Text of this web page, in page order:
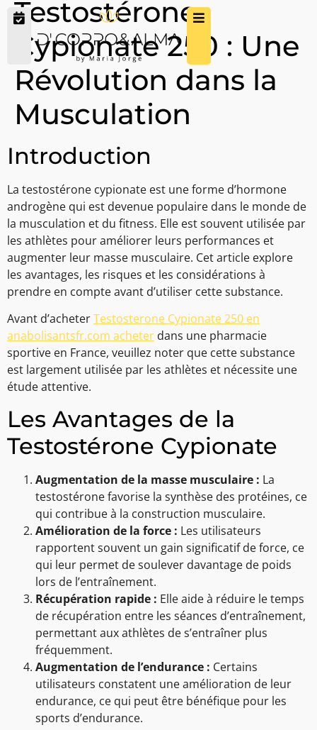
Testostérone
Cypionate 250 : Une
Révolution dans la
Musculation
Introduction
La testostérone cypionate est une forme d’hormone
androgène qui est devenue populaire dans le monde de
la musculation et du fitness. Elle est souvent utilisée par
les athlètes pour améliorer leurs performances et
augmenter leur masse musculaire. Cet article explore
les avantages, les risques et les considérations à
prendre en compte avant d’utiliser cette substance.
Avant d’acheterTestosterone Cypionate 250 en
anabolisantsfr.com acheter dans une pharmacie
sportive en France, veuillez noter que cette substance
est largement utilisée par les athlètes et nécessite une
étude attentive.
Les Avantages de la
Testostérone Cypionate
Augmentation de la masse musculaire : La
testostérone favorise la synthèse des protéines, ce
qui contribue à la construction musculaire.
Amélioration de la force : Les utilisateurs
rapportent souvent un gain significatif de force, ce
qui leur permet de soulever davantage de poids
lors de l’entraînement.
Récupération rapide : Elle aide à réduire le temps
de récupération entre les séances d’entraînement,
permettant aux athlètes de s’entraîner plus
fréquemment.
Augmentation de l’endurance : Certains
utilisateurs constatent une amélioration de leur
endurance, ce qui peut être bénéfique pour les
sports d’endurance.